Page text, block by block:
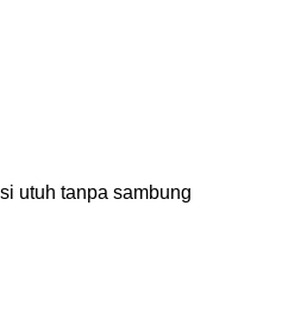
utuh tanpa sambung